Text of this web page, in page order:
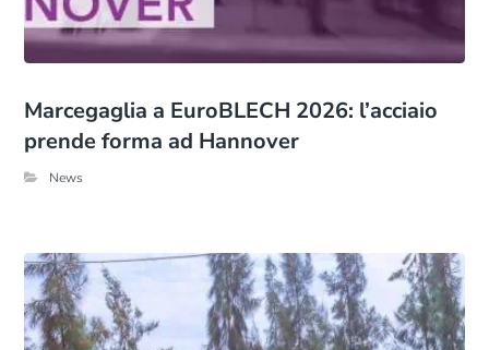
Marcegaglia a EuroBLECH 2026: l’acciaio
prende forma ad Hannover
News